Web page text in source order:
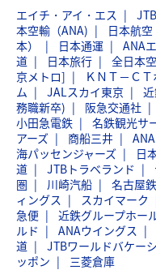
エイチ・アイ・エス JTB
本空輸（ANA)
日本航空
本）
日本通運 ANA
道
日本旅行 全日本
京メトロ]
ＫＮＴ－Ｃ
ム
JALスカイ東京
務職新卒)
阪急交通社
小田急電鉄
名鉄観光サ
アーズ
商船三井
海パッセンジャーズ
日
道
JTBトラベランド
圏
川崎汽船 名古屋
ィングス
スカイマーク
急便
近鉄グループホー
ルド
ANAウイングス
道
JTBワールドバケー
ッポン
三菱倉庫